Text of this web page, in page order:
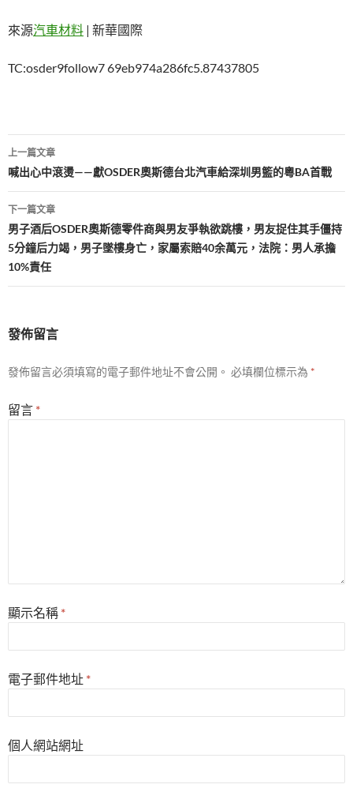
來源汽車材料 | 新華國際
TC:osder9follow7 69eb974a286fc5.87437805
文
章
導
覽
上一篇文章
喊出心中滾燙——獻OSDER奧斯德台北汽車給深圳男籃的粵BA首戰
下一篇文章
男子酒后OSDER奧斯德零件商與男友爭執欲跳樓，男友捉住其手僵持
5分鐘后力竭，男子墜樓身亡，家屬索賠40余萬元，法院：男人承擔
10%責任
發佈留言
發佈留言必須填寫的電子郵件地址不會公開。 必填欄位標示為 *
留言 *
顯示名稱 *
電子郵件地址 *
個人網站網址